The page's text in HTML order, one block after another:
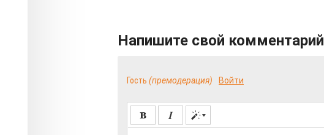
Напишите свой комментарий
Гость (премодерация) Войти